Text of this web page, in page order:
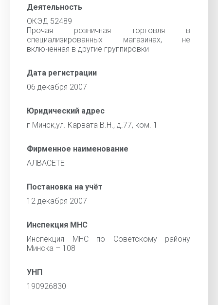
Деятельность
ОКЭД 52489
Прочая розничная торговля в
специализированных магазинах, не
включенная в другие группировки
Дата регистрации
06 декабря 2007
Юридический адрес
г Минск,ул. Карвата В.Н., д.77, ком. 1
Фирменное наименование
АЛВАСЕТЕ
Постановка на учёт
12 декабря 2007
Инспекция МНС
Инспекция МНС по Советскому району
Минска – 108
УНП
190926830